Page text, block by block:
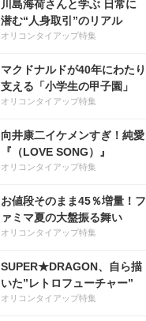
川島海荷さんと学ぶ 日常に
潜む“人身取引”のリアル
オリコンタイアップ特集
マクドナルドが40年にわたり
支える「小学生の甲子園」
オリコンタイアップ特集
向井康二イケメンすぎ！純愛
『（LOVE SONG）』
オリコンタイアップ特集
お値段そのまま45％増量！フ
ァミマ夏の大盤振る舞い
オリコンタイアップ特集
SUPER★DRAGON、自ら描
いた”レトロフューチャー”
オリコンタイアップ特集